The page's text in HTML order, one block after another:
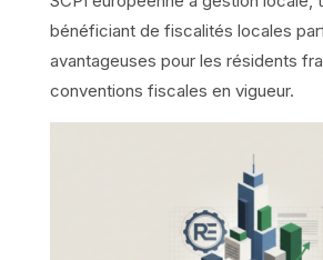
bénéficiant de fiscalités locales
avantageuses pour les résidents
conventions fiscales en vigueur.